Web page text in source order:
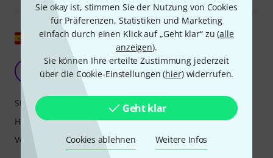
Sie okay ist, stimmen Sie der Nutzung von Cookies
für Präferenzen, Statistiken und Marketing
einfach durch einen Klick auf „Geht klar“ zu (alle
anzeigen).
Sie können Ihre erteilte Zustimmung jederzeit
über die Cookie-Einstellungen (hier) widerrufen.
Geht klar
Cookies ablehnen Weitere Infos
Original zeigen
Wenig Übung
Píscore 07.12.2022
Stabilität
Handling
Verarbeitung